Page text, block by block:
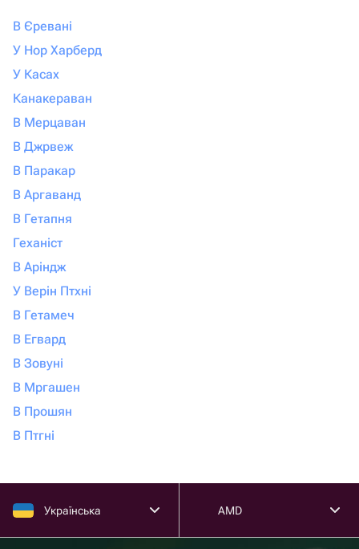
В Єревані
У Нор Харберд
У Касах
Канакераван
В Мерцаван
В Джрвеж
В Паракар
В Аргаванд
В Гетапня
Геханіст
В Аріндж
У Верін Птхні
В Гетамеч
В Егвард
В Зовуні
В Мргашен
В Прошян
В Птгні
Українська AMD